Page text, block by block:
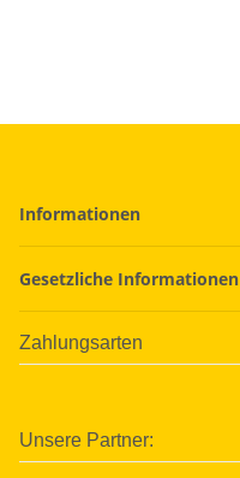
Informationen
Gesetzliche Informationen
Zahlungsarten
Unsere Partner: